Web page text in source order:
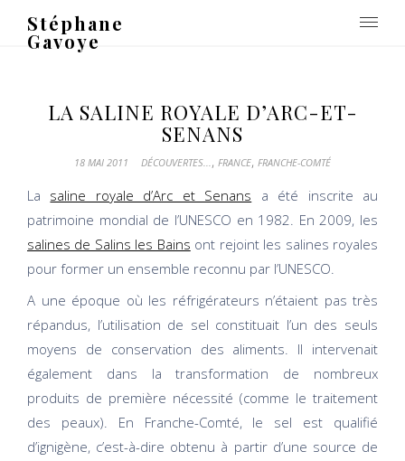
Stéphane
Gavoye
LA SALINE ROYALE D’ARC-ET-
SENANS
18 MAI 2011 DÉCOUVERTES..., FRANCE, FRANCHE-COMTÉ
La saline royale d’Arc et Senans
a été inscrite au
patrimoine mondial de l’UNESCO en 1982. En 2009, les
salines de Salins les Bains ont rejoint les salines royales
pour former un ensemble reconnu par l’UNESCO.
A une époque où les réfrigérateurs n’étaient pas très
répandus, l’utilisation de sel constituait l’un des seuls
moyens de conservation des aliments. Il intervenait
également dans la transformation de nombreux
produits de première nécessité (comme le traitement
des peaux). En Franche-Comté, le sel est qualifié
d’ignigène, c’est-à-dire obtenu à partir d’une source de